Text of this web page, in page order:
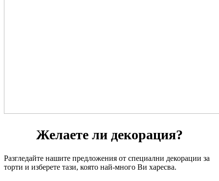
Желаете ли декорация?
Разгледайте нашите предложения от специални декорации за
торти и изберете тази, която най-много Ви харесва.